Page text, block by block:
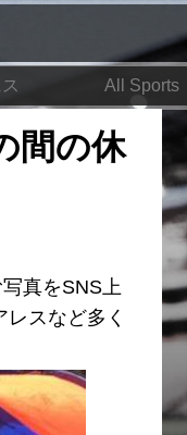
All Sports
間の休
真をSNS上
スなど多く